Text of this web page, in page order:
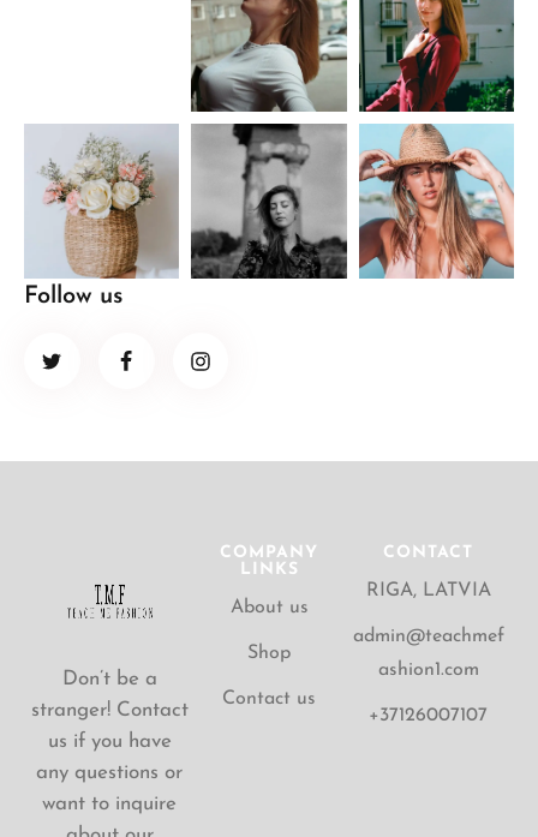
Follow us
Don’t be a
stranger! Contact
us if you have
any questions or
want to inquire
COMPANY
LINKS
About us
Shop
Contact us
CONTACT
RIGA, LATVIA
admin@teachmef
ashion1.com
+37126007107